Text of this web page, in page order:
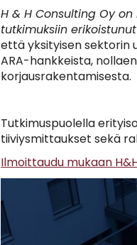
H & H Consulting Oy
tutkimuksiin
että yksityisen sektorin
ARA-hankkeista,
korjausrakentamisesta.
Tutkimuspuolella
tiiviysmittaukset sekä
Ilmoittaudu mukaan